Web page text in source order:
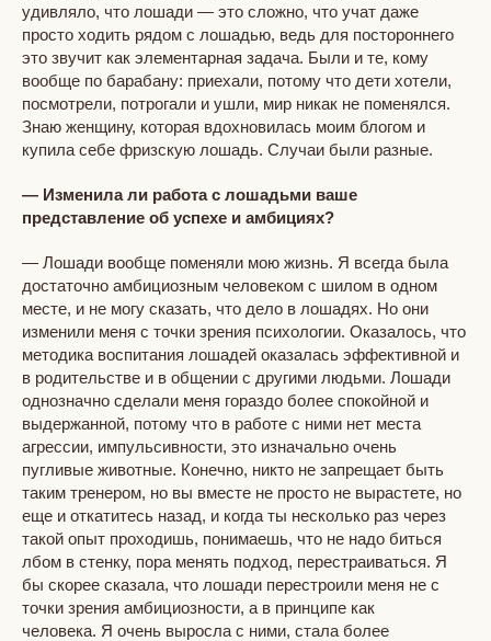
удивляло, что лошади — это сложно, что учат даже
просто ходить рядом с лошадью, ведь для постороннего
это звучит как элементарная задача. Были и те, кому
вообще по барабану: приехали, потому что дети хотели,
посмотрели, потрогали и ушли, мир никак не поменялся.
Знаю женщину, которая вдохновилась моим блогом и
купила себе фризскую лошадь. Случаи были разные.
— Изменила ли работа с лошадьми ваше
представление об успехе и амбициях?
— Лошади вообще поменяли мою жизнь. Я всегда была
достаточно амбициозным человеком с шилом в одном
месте, и не могу сказать, что дело в лошадях. Но они
изменили меня с точки зрения психологии. Оказалось, что
методика воспитания лошадей оказалась эффективной и
в родительстве и в общении с другими людьми. Лошади
однозначно сделали меня гораздо более спокойной и
выдержанной, потому что в работе с ними нет места
агрессии, импульсивности, это изначально очень
пугливые животные. Конечно, никто не запрещает быть
таким тренером, но вы вместе не просто не вырастете, но
еще и откатитесь назад, и когда ты несколько раз через
такой опыт проходишь, понимаешь, что не надо биться
лбом в стенку, пора менять подход, перестраиваться. Я
бы скорее сказала, что лошади перестроили меня не с
точки зрения амбициозности, а в принципе как
человека. Я очень выросла с ними, стала более